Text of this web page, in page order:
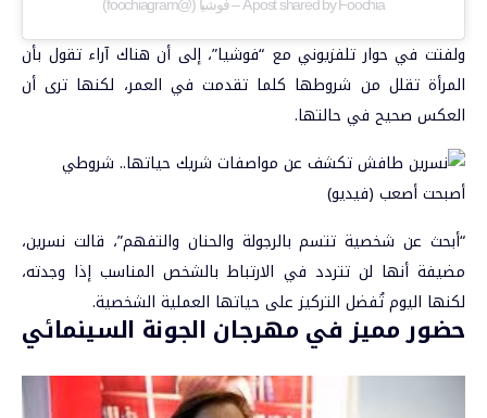
A post shared by Foochia – فوشيا (@foochiagram)
ولفتت في حوار تلفزيوني مع “فوشيا”، إلى أن هناك آراء تقول بأن
المرأة تقلل من شروطها كلما تقدمت في العمر، لكنها ترى أن
العكس صحيح في حالتها.
“أبحث عن شخصية تتسم بالرجولة والحنان والتفهم”، قالت نسرين،
مضيفة أنها لن تتردد في الارتباط بالشخص المناسب إذا وجدته،
لكنها اليوم تُفضل التركيز على حياتها العملية الشخصية.
حضور مميز في مهرجان الجونة السينمائي